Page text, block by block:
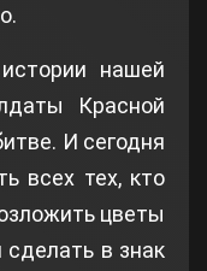
нашей
Красной
И сегодня
всех тех, кто
цветы
в знак